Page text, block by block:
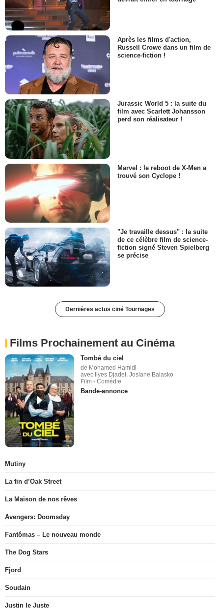
Après les films d'action,
Russell Crowe dans un film de
science-fiction !
Jurassic World 5 : la suite du
film avec Scarlett Johansson
perd son réalisateur !
Marvel : le reboot de X-Men a
trouvé son Cyclope !
"Je travaille dessus" : la suite
de ce célèbre film de science-
fiction signé Steven Spielberg
se précise
Dernières actus ciné Tournages
Films Prochainement au Cinéma
Tombé du ciel
de Mohamed Hamidi
avec Ilyes Djadel, Josiane Balasko
Film - Comédie
Bande-annonce
Mutiny
La fin d’Oak Street
La Maison de nos rêves
Avengers: Doomsday
Fantômas – Le nouveau monde
The Dog Stars
Fjord
Soudain
Justin le Juste